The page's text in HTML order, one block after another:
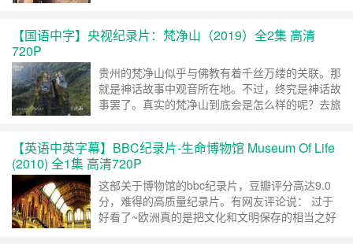
确定了文明的四个基石——战争、宗教、城市和贸
摄制组穿越全球……继续阅读 »
【国语中字】央视纪录片：梵净山（2019）全2集 高清
720P
贵州的梵净山似乎与佛教有着千丝万缕的关联。那
就是神话故事中观音所在地。不过，终究是神话故
事罢了。真实的梵净山到底会是怎么样的呢？去旅
言: 汉语普通话 首播: 2019-06-08(中国大陆) 季数:
1 集数: 2 单集片长: 45分钟 内容简介： 介绍梵净
山的早晚……继续阅读 »
【英语中英字幕】BBC纪录片-生命博物馆 Museum Of Life
(2010) 全1集 高清720P
这部关于博物馆的bbc纪录片，豆瓣评分高达9.0
分，难得的高质量纪录片。有网友评论说： 过于
好看了~欧洲真的是把文化和文明保存的相当之好